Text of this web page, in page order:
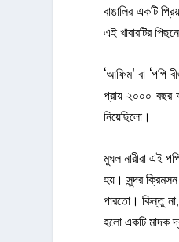
বাঙালির একটি
এই খাবারটির
‘আফিম’ বা ‘পপি
প্রায় ২০০০ বছর
নিয়েছিলো।
মুঘল নারীরা এই
হয়। সুন্দর
পারতো। কিন্তু
হলো একটি মাদক